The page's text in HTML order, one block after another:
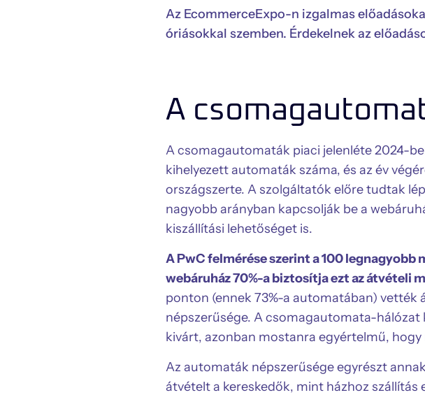
Az EcommerceExpo-n izgalmas
óriásokkal szemben. Érdekelnek az
A
A csomagautomaták piaci jelenléte 2024-
kihelyezett automaták száma, és az év
országszerte. A szolgáltatók előre tudtak
nagyobb arányban kapcsolják be a
kiszállítási lehetőséget is.
A PwC felmérése szerint a 100 legnagyobb
webáruház 70%-a biztosítja ezt az átvételi
ponton (ennek 73%-a automatában) vették
népszerűsége. A csomagautomata-hálózat
kivárt, azonban mostanra egyértelmű,
Az automaták népszerűsége egyrészt
átvételt a kereskedők, mint házhoz